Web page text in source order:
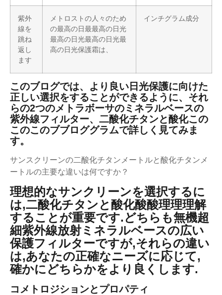
紫外
線を
跳ね
返し
ます
メトロストの人々のため
の最高の日最最高の日光
最高の日光最高の日光最
高の日光保護霜は、
インチグラム成分
このブログでは、より良い日光保護に向けた
正しい選択をすることができるように、それ
らの2つのメトラボーサのミネラルベースの
紫外線フィルター、二酸化チタンと酸化この
このこのブブロググラムで詳しく見てみま
す。
サンスクリーンの二酸化チタンメートルと酸化チタンメ
ートルの主要な違いは何ですか？
理想的なサンクリーンを選択するに
は,二酸化チタンと酸化酸酸理理理解
することが重要です.どちらも無機超
細紫外線放射ミネラルベースの広い
保護フィルターですが,それらの違い
は,あなたの正確なニーズに応じて,
確かにどちらかをより良くします.
コメトロジションとプロパティ